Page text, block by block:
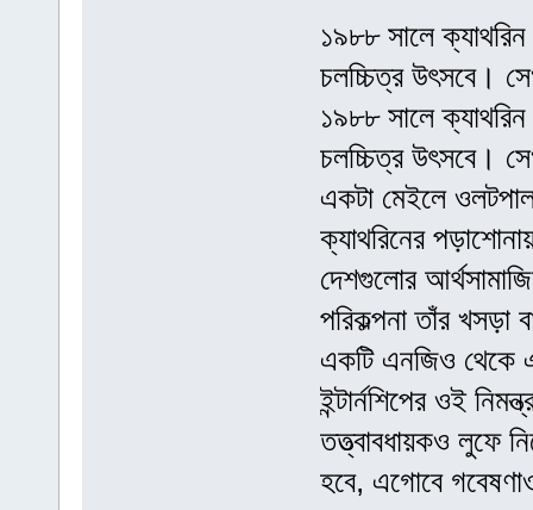
১৯৮৮ সালে
চলচ্চিত্র উৎসবে।
১৯৮৮ সালে
চলচ্চিত্র উৎসবে।
একটা মেইলে
ক্যাথরিনের
দেশগুলোর
পরিকল্পনা তাঁর খসড়া
একটি এনজিও থেকে
ইন্টার্নশিপের ওই
তত্ত্বাবধায়কও লুফে
হবে, এগোবে